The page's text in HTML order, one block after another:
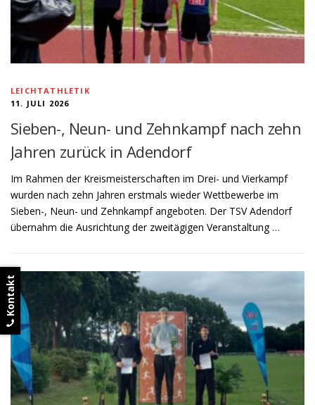
LEICHTATHLETIK
11. JULI 2026
Sieben-, Neun- und Zehnkampf nach zehn
Jahren zurück in Adendorf
Im Rahmen der Kreismeisterschaften im Drei- und Vierkampf
wurden nach zehn Jahren erstmals wieder Wettbewerbe im
Sieben-, Neun- und Zehnkampf angeboten. Der TSV Adendorf
übernahm die Ausrichtung der zweitägigen Veranstaltung …
Kontakt